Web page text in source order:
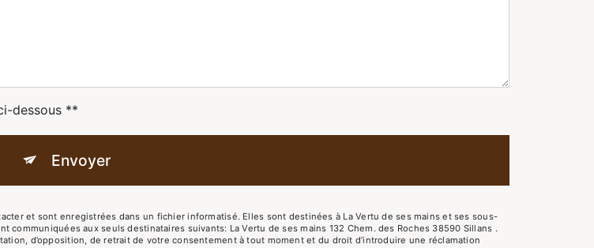
dessous **
Envoyer
et sont enregistrées dans un fichier informatisé. Elles sont destinées à La Vertu de ses mains et ses sous-
aux seuls destinataires suivants: La Vertu de ses mains 132 Chem. des Roches 38590 Sillans .
d’opposition, de retrait de votre consentement à tout moment et du droit d’introduire une réclamation